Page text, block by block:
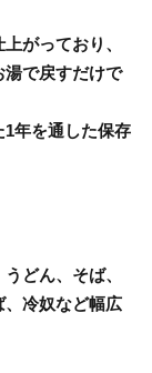
がっており、
で戻すだけで
年を通した保存
どん、そば、
冷奴など幅広